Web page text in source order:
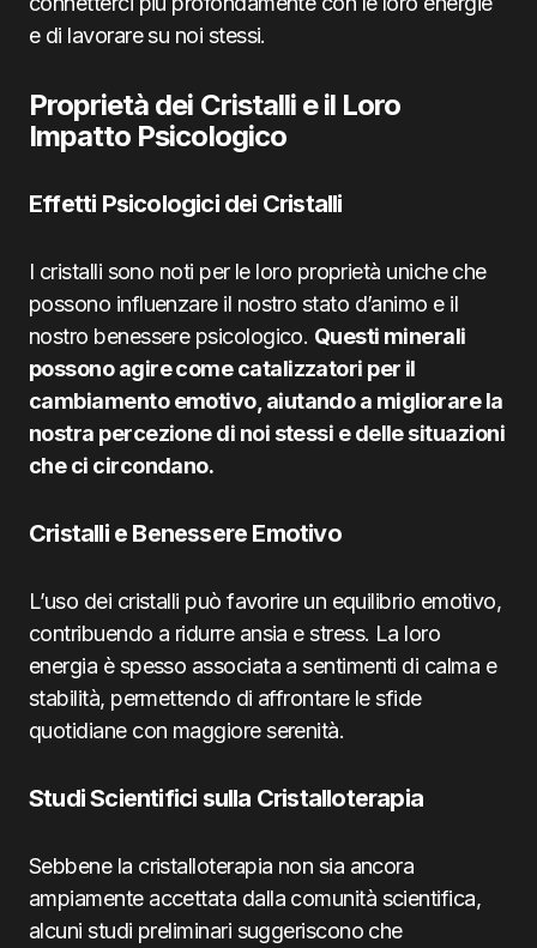
e di lavorare su noi stessi.
Proprietà dei Cristalli e il Loro
Impatto Psicologico
Effetti Psicologici dei Cristalli
I cristalli sono noti per le loro proprietà uniche che
possono influenzare il nostro stato d’animo e il
nostro benessere psicologico. Questi minerali
possono agire come catalizzatori per il
cambiamento emotivo, aiutando a migliorare la
nostra percezione di noi stessi e delle situazioni
che ci circondano.
Cristalli e Benessere Emotivo
L’uso dei cristalli può favorire un equilibrio emotivo,
contribuendo a ridurre ansia e stress. La loro
energia è spesso associata a sentimenti di calma e
stabilità, permettendo di affrontare le sfide
quotidiane con maggiore serenità.
Studi Scientifici sulla Cristalloterapia
Sebbene la cristalloterapia non sia ancora
ampiamente accettata dalla comunità scientifica,
alcuni studi preliminari suggeriscono che